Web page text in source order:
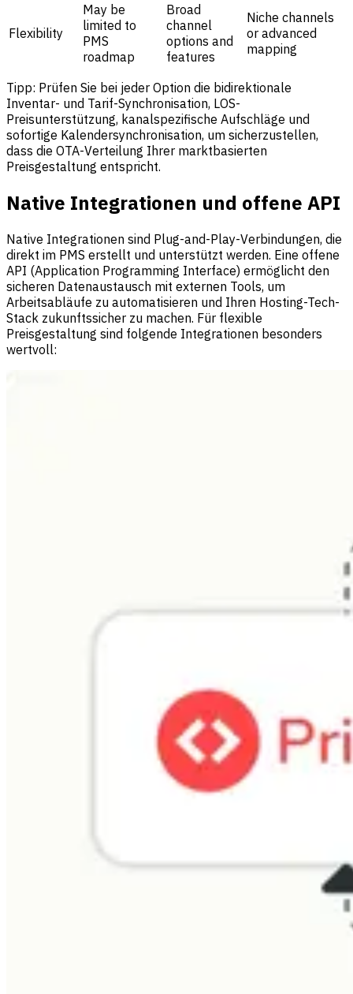
Flexibility
May be
limited to
PMS
roadmap
Broad
channel
options and
features
Niche channels
or advanced
mapping
Tipp: Prüfen Sie bei jeder Option die bidirektionale
Inventar- und Tarif-Synchronisation, LOS-
Preisunterstützung, kanalspezifische Aufschläge und
sofortige Kalendersynchronisation, um sicherzustellen,
dass die OTA-Verteilung Ihrer marktbasierten
Preisgestaltung entspricht.
Native Integrationen und offene API
Native Integrationen sind Plug-and-Play-Verbindungen, die
direkt im PMS erstellt und unterstützt werden. Eine offene
API (Application Programming Interface) ermöglicht den
sicheren Datenaustausch mit externen Tools, um
Arbeitsabläufe zu automatisieren und Ihren Hosting-Tech-
Stack zukunftssicher zu machen. Für flexible
Preisgestaltung sind folgende Integrationen besonders
wertvoll: